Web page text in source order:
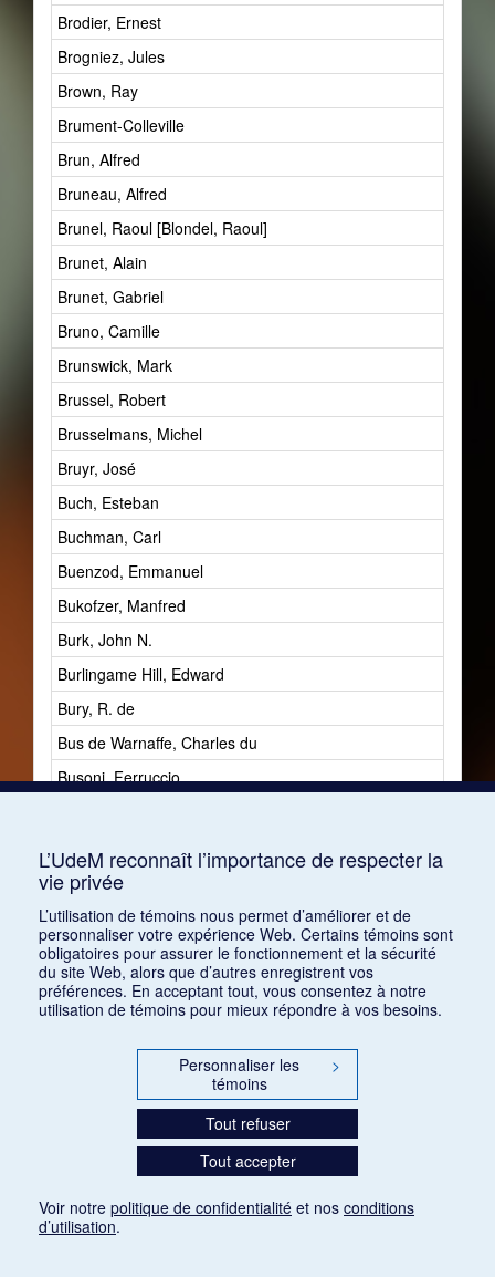
Brodier, Ernest
Brogniez, Jules
Brown, Ray
Brument-Colleville
Brun, Alfred
Bruneau, Alfred
Brunel, Raoul [Blondel, Raoul]
Brunet, Alain
Brunet, Gabriel
Bruno, Camille
Brunswick, Mark
Brussel, Robert
Brusselmans, Michel
Bruyr, José
Buch, Esteban
Buchman, Carl
Buenzod, Emmanuel
Bukofzer, Manfred
Burk, John N.
Burlingame Hill, Edward
Bury, R. de
Bus de Warnaffe, Charles du
Busoni, Ferruccio
Butting, Max
L’UdeM reconnaît l’importance de respecter la
vie privée
L’utilisation de témoins nous permet d’améliorer et de
personnaliser votre expérience Web. Certains témoins sont
obligatoires pour assurer le fonctionnement et la sécurité
du site Web, alors que d’autres enregistrent vos
préférences. En acceptant tout, vous consentez à notre
utilisation de témoins pour mieux répondre à vos besoins.
Personnaliser les
témoins
>
Tout refuser
Tout accepter
Voir notre politique de confidentialité et nos conditions
d’utilisation.